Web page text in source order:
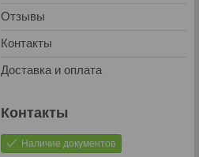
Отзывы
Контакты
Доставка и оплата
Наличие документов